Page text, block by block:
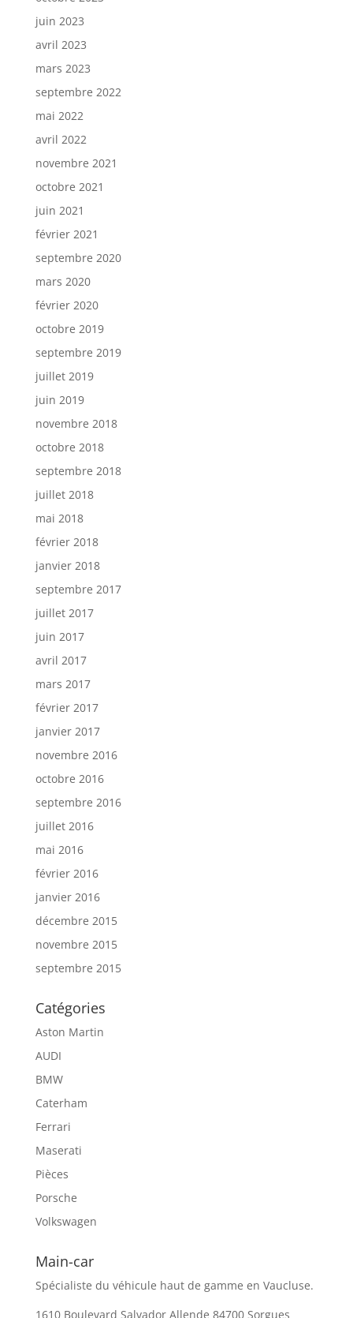
juin 2023
avril 2023
mars 2023
septembre 2022
mai 2022
avril 2022
novembre 2021
octobre 2021
juin 2021
février 2021
septembre 2020
mars 2020
février 2020
octobre 2019
septembre 2019
juillet 2019
juin 2019
novembre 2018
octobre 2018
septembre 2018
juillet 2018
mai 2018
février 2018
janvier 2018
septembre 2017
juillet 2017
juin 2017
avril 2017
mars 2017
février 2017
janvier 2017
novembre 2016
octobre 2016
septembre 2016
juillet 2016
mai 2016
février 2016
janvier 2016
décembre 2015
novembre 2015
septembre 2015
Catégories
Aston Martin
AUDI
BMW
Caterham
Ferrari
Maserati
Pièces
Porsche
Volkswagen
Main-car
Spécialiste du véhicule haut de gamme en Vaucluse.
1610 Boulevard Salvador Allende 84700 Sorgues